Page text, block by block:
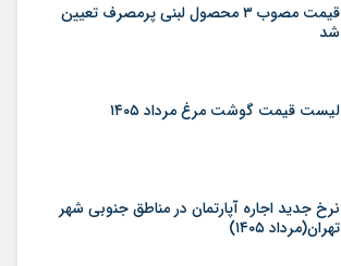
قیمت مصوب ۳ محصول لبنی پرمصرف تعیین
شد
لیست قیمت گوشت مرغ مرداد ۱۴۰۵
نرخ جدید اجاره آپارتمان در مناطق جنوبی شهر
تهران(مرداد ۱۴۰۵)